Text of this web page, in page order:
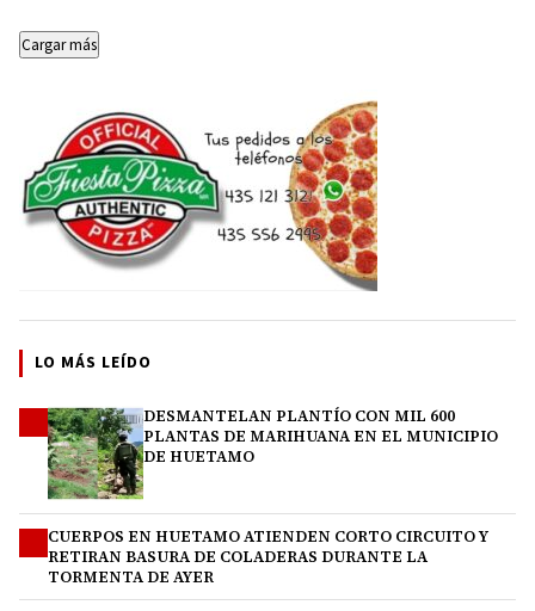
Cargar más
LO MÁS LEÍDO
DESMANTELAN PLANTÍO CON MIL 600
PLANTAS DE MARIHUANA EN EL MUNICIPIO
DE HUETAMO
CUERPOS EN HUETAMO ATIENDEN CORTO CIRCUITO Y
RETIRAN BASURA DE COLADERAS DURANTE LA
TORMENTA DE AYER